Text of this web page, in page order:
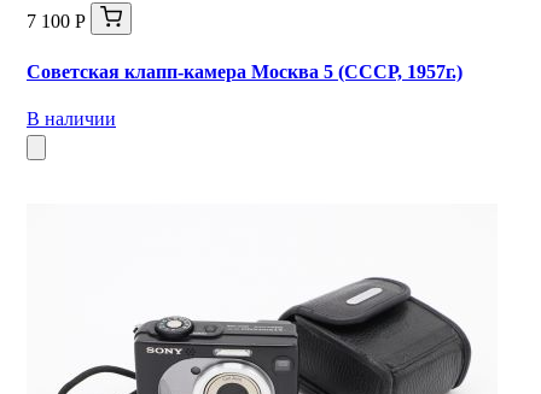
7 100 Р
Советская клапп-камера Москва 5 (СССР, 1957г.)
В наличии